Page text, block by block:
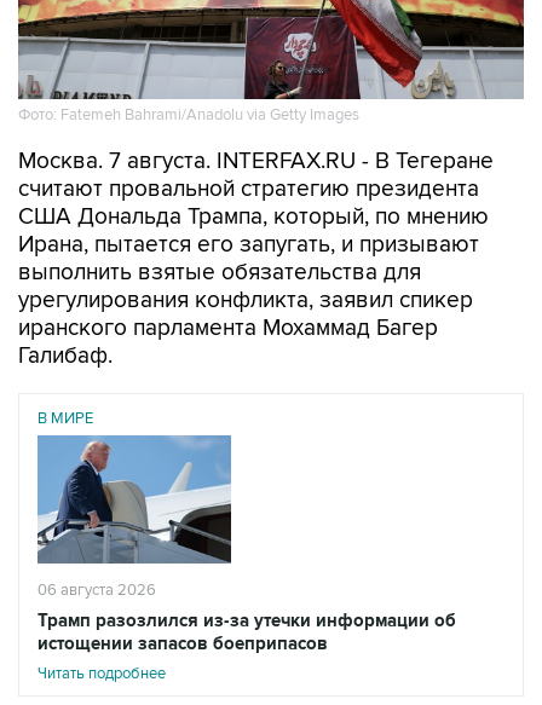
Фото: Fatemeh Bahrami/Anadolu via Getty Images
Москва. 7 августа. INTERFAX.RU - В Тегеране
считают провальной стратегию президента
США Дональда Трампа, который, по мнению
Ирана, пытается его запугать, и призывают
выполнить взятые обязательства для
урегулирования конфликта, заявил спикер
иранского парламента Мохаммад Багер
Галибаф.
В МИРЕ
06 августа 2026
Трамп разозлился из-за утечки информации об
истощении запасов боеприпасов
Читать подробнее